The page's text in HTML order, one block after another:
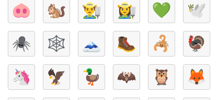
🐽
🐿️ 👨‍🌾 👩‍🌾 💚
🕊️
🕷️
🕸️ 🗻 🥾 🦂
🦃
🦄
🦅 🦆 🦇 🦉
🦊